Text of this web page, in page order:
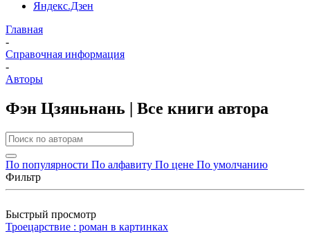
Яндекс.Дзен
Главная
-
Справочная информация
-
Авторы
Фэн Цзяньнань | Все книги автора
По популярности По алфавиту По цене По умолчанию
Фильтр
Быстрый просмотр
Троецарствие : роман в картинках